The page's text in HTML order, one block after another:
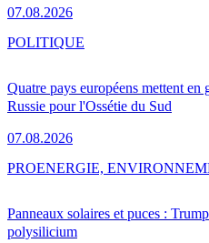
07.08.2026
Quatre pays européens mettent en
Russie pour l'Ossétie du Sud
07.08.2026
POLITIQUE
Panneaux solaires et puces :
polysilicium
PROENERGIE,